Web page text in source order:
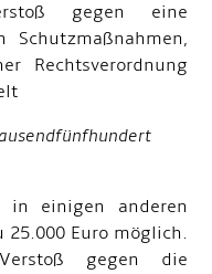
gegen eine
Schutzmaßnahmen,
Rechtsverordnung
in einigen anderen
Euro möglich.
gegen die